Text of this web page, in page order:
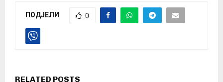
ПОДЈЕЛИ 0
RELATED POSTS